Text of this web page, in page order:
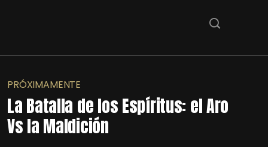
PRÓXIMAMENTE
La Batalla de los Espíritus: el Aro
Vs la Maldición